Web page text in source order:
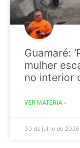
Guamaré:
mulher
no interior
VER MATÉRIA »
30 de julho de 2026